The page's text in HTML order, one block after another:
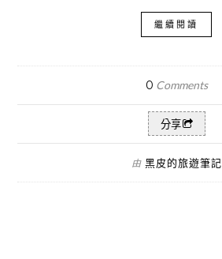
繼續閱讀
0 Comments
分享
由 黑皮的旅遊筆記